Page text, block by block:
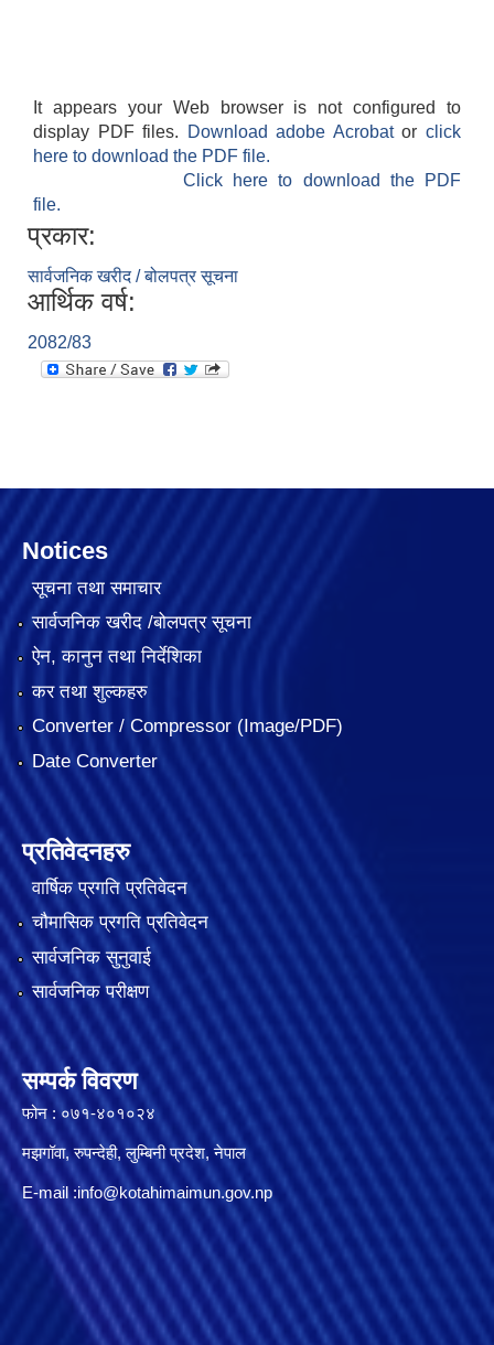
It appears your Web browser is not configured to
display PDF files.
Download adobe Acrobatorclick
here to download the PDF file.
Click here to download the PDF
file.
प्रकार:
सार्वजनिक खरीद / बोलपत्र सूचना
आर्थिक वर्ष:
2082/83
Notices
सूचना तथा समाचार
सार्वजनिक खरीद /बोलपत्र सूचना
ऐन, कानुन तथा निर्देशिका
कर तथा शुल्कहरु
Converter / Compressor (Image/PDF)
Date Converter
प्रतिवेदनहरु
वार्षिक प्रगति प्रतिवेदन
चौमासिक प्रगति प्रतिवेदन
सार्वजनिक सुनुवाई
सार्वजनिक परीक्षण
सम्पर्क विवरण
फोन : ०७१-४०१०२४
मझगॉवा, रुपन्देही, लुम्बिनी प्रदेश, नेपाल
E-mail :info@kotahimaimun.gov.np